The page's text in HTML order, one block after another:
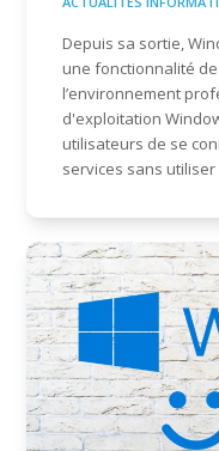
Depuis sa sortie,
une fonctionnalité
l’environnement
d'exploitation
utilisateurs de se
services sans